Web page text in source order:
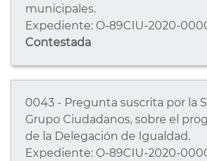
municipales.
Expediente: O-89CIU-2020-
Contestada
0043 - Pregunta suscrita por la
Grupo Ciudadanos, sobre el
de la Delegación de Igualdad.
Expediente: O-89CIU-2020-